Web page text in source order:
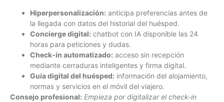
Hiperpersonalización: anticipa preferencias antes de
la llegada con datos del historial del huésped.
Concierge digital: chatbot con IA disponible las 24
horas para peticiones y dudas.
Check-in automatizado: acceso sin recepción
mediante cerraduras inteligentes y firma digital.
Guía digital del huésped: información del alojamiento,
normas y servicios en el móvil del viajero.
Consejo profesional: Empieza por digitalizar el check-in